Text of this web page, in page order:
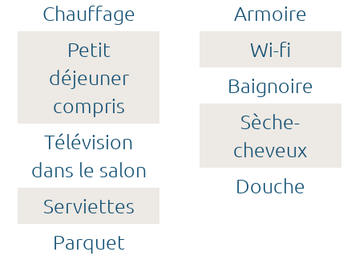
Chauffage
Petit
déjeuner
compris
Télévision
dans le salon
Serviettes
Parquet
Armoire
Wi-fi
Baignoire
Sèche-
cheveux
Douche